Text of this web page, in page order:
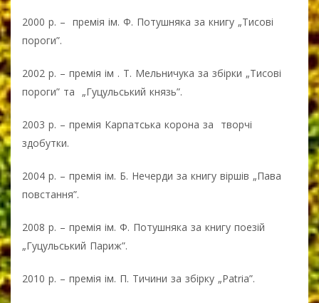
2000 р. – премія ім. Ф. Потушняка за книгу „Тисові
пороги”.
2002 р. – премія ім . Т. Мельничука за збірки „Тисові
пороги” та „Гуцульський князь”.
2003 р. – премія Карпатська корона за творчі
здобутки.
2004 р. – премія ім. Б. Нечерди за книгу віршів „Пава
повстання”.
2008 р. – премія ім. Ф. Потушняка за книгу поезій
„Гуцульський Париж”.
2010 р. – премія ім. П. Тичини за збірку „Patria”.